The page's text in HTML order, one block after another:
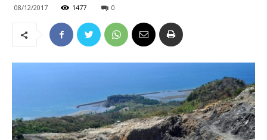
08/12/2017 1477 0